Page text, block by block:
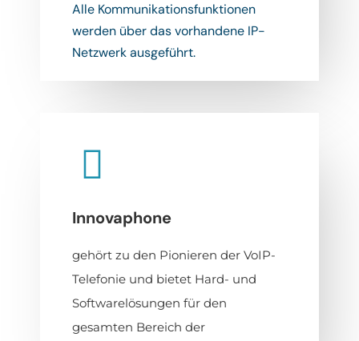
Alle Kommunikationsfunktionen
werden über das vorhandene IP-
Netzwerk ausgeführt.
Innovaphone
gehört zu den Pionieren der VoIP-
Telefonie und bietet Hard- und
Softwarelösungen für den
gesamten Bereich der